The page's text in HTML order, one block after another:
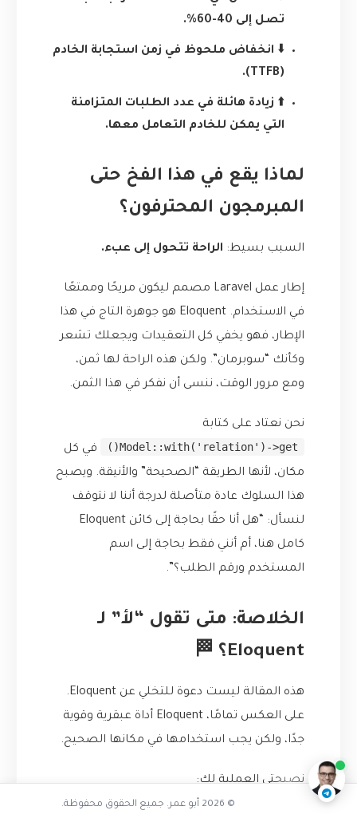
تصل إلى 40-60%.
⬇️ انخفاض ملحوظ في زمن استجابة الخادم
(TTFB).
⬆️ زيادة هائلة في عدد الطلبات المتزامنة
التي يمكن للخادم التعامل معها.
لماذا يقع في هذا الفخ حتى
المبرمجون المحترفون؟
السبب بسيط: الراحة تتحول إلى عبء.
إطار عمل Laravel مصمم ليكون مريحًا وممتعًا
في الاستخدام. Eloquent هو جوهرة التاج في هذا
الإطار، فهو يخفي كل التعقيدات ويجعلك تشعر
وكأنك “سوبرمان”. ولكن هذه الراحة لها ثمن،
ومع مرور الوقت، ننسى أن نفكر في هذا الثمن.
نحن نعتاد على كتابة
Model::with('relation')->get()
في كل
مكان، لأنها الطريقة “الصحيحة” والأنيقة. ويصبح
هذا السلوك عادة متأصلة لدرجة أننا لا نتوقف
لنسأل: “هل أنا حقًا بحاجة إلى كائن Eloquent
كامل هنا، أم أنني فقط بحاجة إلى اسم
المستخدم ورقم الطلب؟”.
الخلاصة: متى تقول “لأ” لـ
Eloquent؟ 🏁
هذه المقالة ليست دعوة للتخلي عن Eloquent.
على العكس تمامًا، Eloquent أداة عبقرية وقوية
جدًا، ولكن يجب استخدامها في مكانها الصحيح.
نصيحتي العملية لك:
أين يكمن الخطر الحقيقي
ناقشنا على تليجرام @AbuOmarTech_bot
© 2026 أبو عمر. جميع الحقوق محفوظة.